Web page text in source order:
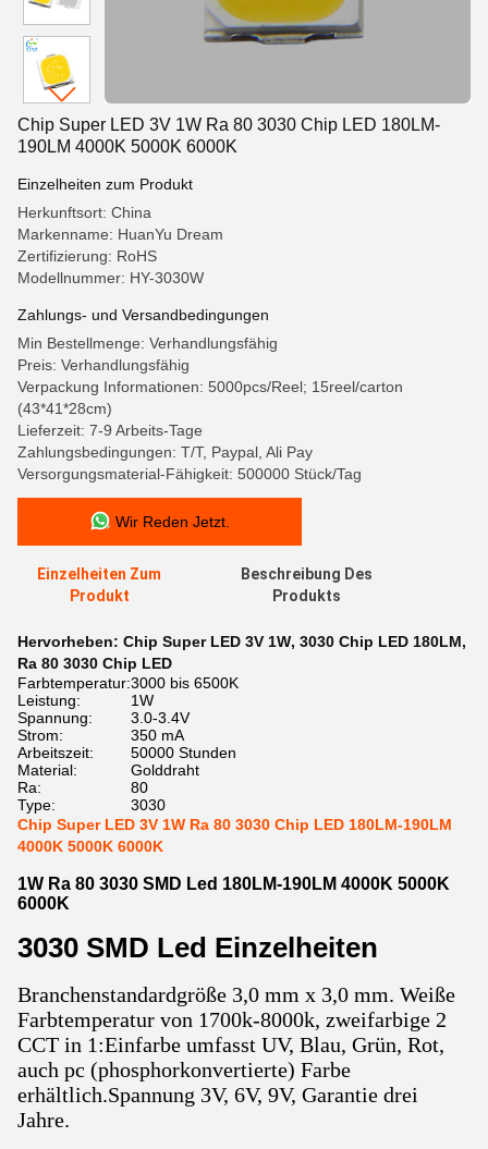
Chip Super LED 3V 1W Ra 80 3030 Chip LED 180LM-
190LM 4000K 5000K 6000K
Einzelheiten zum Produkt
Herkunftsort: China
Markenname: HuanYu Dream
Zertifizierung: RoHS
Modellnummer: HY-3030W
Zahlungs- und Versandbedingungen
Min Bestellmenge: Verhandlungsfähig
Preis: Verhandlungsfähig
Verpackung Informationen: 5000pcs/Reel; 15reel/carton
(43*41*28cm)
Lieferzeit: 7-9 Arbeits-Tage
Zahlungsbedingungen: T/T, Paypal, Ali Pay
Versorgungsmaterial-Fähigkeit: 500000 Stück/Tag
Wir Reden Jetzt.
Einzelheiten Zum
Produkt
Beschreibung Des
Produkts
Hervorheben: Chip Super LED 3V 1W, 3030 Chip LED 180LM,
Ra 80 3030 Chip LED
Farbtemperatur:3000 bis 6500K
Leistung:
1W
Spannung:
3.0-3.4V
Strom:
350 mA
Arbeitszeit:
50000 Stunden
Material:
Golddraht
Ra:
80
Type:
3030
Chip Super LED 3V 1W Ra 80 3030 Chip LED 180LM-190LM
4000K 5000K 6000K
1W Ra 80 3030 SMD Led 180LM-190LM 4000K 5000K
6000K
3030 SMD Led Einzelheiten
Branchenstandardgröße 3,0 mm x 3,0 mm. Weiße
Farbtemperatur von 1700k-8000k, zweifarbige 2
CCT in 1:Einfarbe umfasst UV, Blau, Grün, Rot,
auch pc (phosphorkonvertierte) Farbe
erhältlich.Spannung 3V, 6V, 9V, Garantie drei
Jahre.